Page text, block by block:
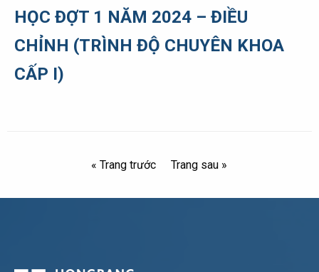
HỌC ĐỢT 1 NĂM 2024 – ĐIỀU
CHỈNH (TRÌNH ĐỘ CHUYÊN KHOA
CẤP I)
« Trang trước Trang sau »